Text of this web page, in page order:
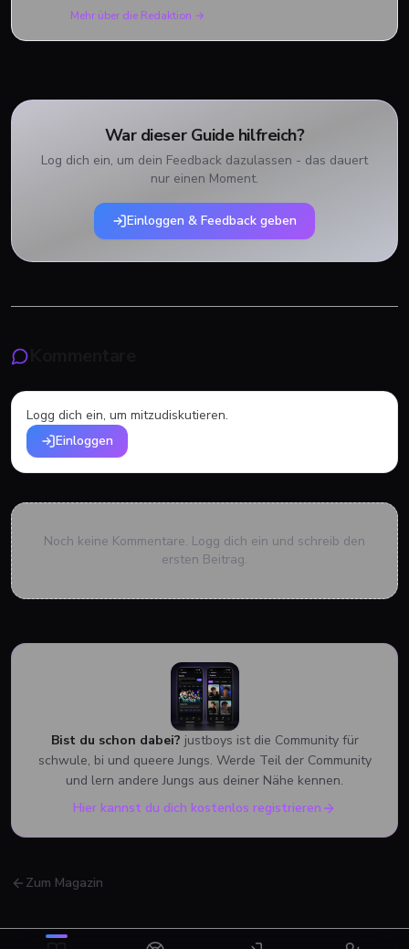
Mehr über die Redaktion →
War dieser Guide hilfreich?
Log dich ein, um dein Feedback dazulassen - das dauert
nur einen Moment.
Einloggen & Feedback geben
Logg dich ein, um mitzudiskutieren.
Einloggen
Noch keine Kommentare. Logg dich ein und schreib den
ersten Beitrag.
Bist du schon dabei? justboys ist die Community für
schwule, bi und queere Jungs. Werde Teil der Community
und lern andere Jungs aus deiner Nähe kennen.
Hier kannst du dich kostenlos registrieren
Zum Magazin